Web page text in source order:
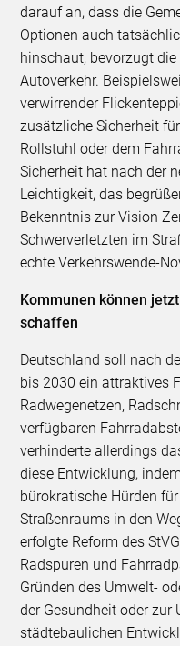
darauf an, dass die
Optionen auch
hinschaut, bevorzugt die
Autoverkehr.
verwirrender
zusätzliche Sicherheit
Rollstuhl oder dem
Sicherheit hat nach der
Leichtigkeit, das
Bekenntnis zur Vision
Schwerverletzten im
echte Verkehrswende-
Kommunen können
schaffen
Deutschland soll nach
bis 2030 ein attraktives
Radwegenetzen,
verfügbaren
verhinderte allerdings
diese Entwicklung,
bürokratische Hürden
Straßenraums in den
erfolgte Reform des
Radspuren und
Gründen des Umwelt-
der Gesundheit oder zur
städtebaulichen